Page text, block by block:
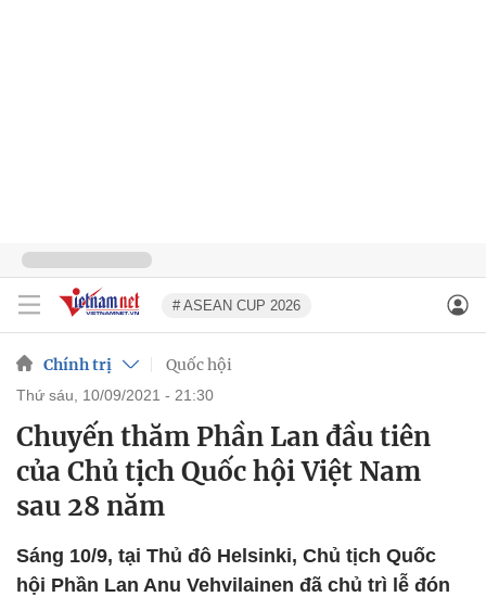
# ASEAN CUP 2026
Chính trị Quốc hội
thứ sáu, 10/09/2021 - 21:30
Chuyến thăm Phần Lan đầu tiên
của Chủ tịch Quốc hội Việt Nam
sau 28 năm
Sáng 10/9, tại Thủ đô Helsinki, Chủ tịch Quốc
hội Phần Lan Anu Vehvilainen đã chủ trì lễ đón